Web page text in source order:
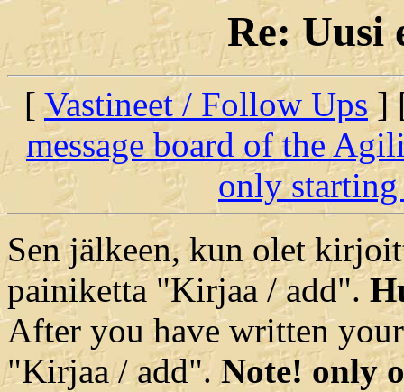
Re: Uusi
[ Vastineet / Follow Ups ]
message board of the
only starting
Sen jälkeen, kun olet
painiketta "Kirjaa / add".
After you have written
"Kirjaa / add". Note! only